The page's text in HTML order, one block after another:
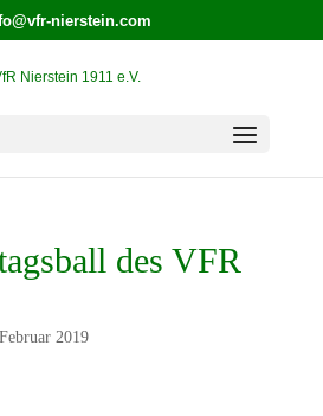
nierstein.com
des VFR
2019